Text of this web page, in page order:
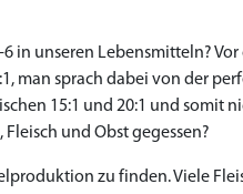
unseren Lebensmitteln? Vor
man sprach dabei von der
15:1 und 20:1 und somit
und Obst gegessen?
zu finden. Viele